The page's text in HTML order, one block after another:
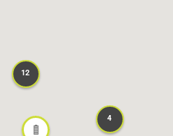
4
12
4
12